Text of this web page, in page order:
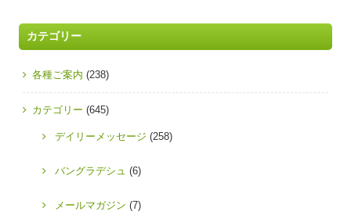
カテゴリー
各種ご案内 (238)
カテゴリー (645)
デイリーメッセージ (258)
バングラデシュ (6)
メールマガジン (7)